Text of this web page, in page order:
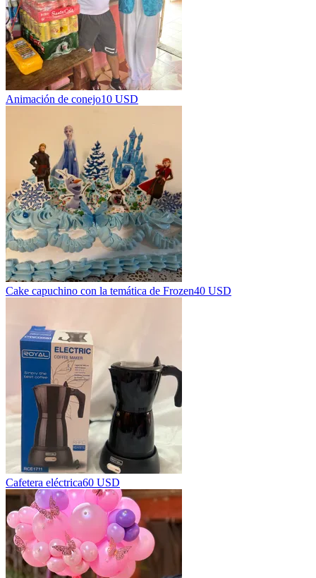
Animación de conejo10 USD
Cake capuchino con la temática de Frozen40 USD
Cafetera eléctrica60 USD